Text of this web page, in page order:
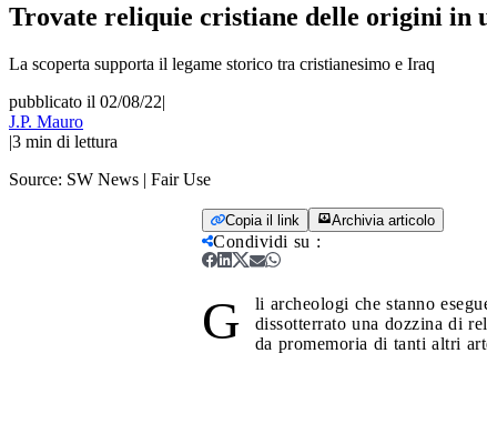
Trovate reliquie cristiane delle origini in
La scoperta supporta il legame storico tra cristianesimo e Iraq
pubblicato il 02/08/22|
J.P. Mauro
|3 min di lettura
Source: SW News | Fair Use
Copia il link Archivia articolo
Condividi su :
G
li archeologi che stanno
dissotterrato una dozzina di
da promemoria di tanti altri